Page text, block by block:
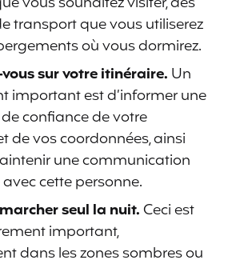
transport que vous utiliserez
où vous dormirez.
sur votre itinéraire. Un
important est d’informer une
confiance de votre
de vos coordonnées, ainsi
une communication
cette personne.
seul la nuit.Ceci est
important,
dans les zones sombres ou